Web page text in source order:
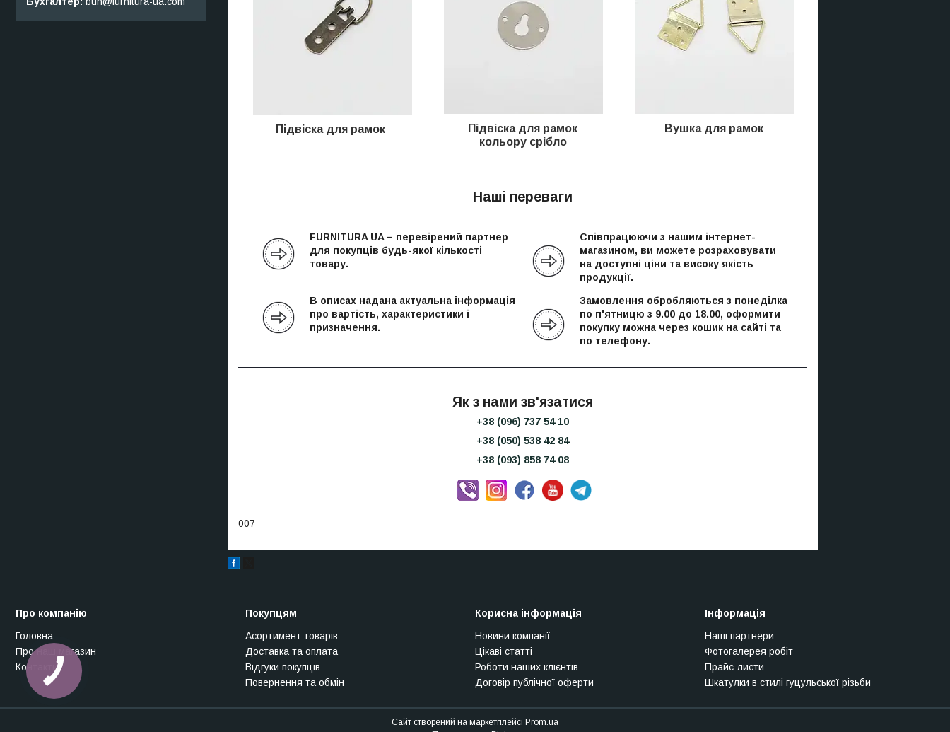
Підвіска для рамок
Підвіска для рамок
кольору срібло
Вушка для рамок
Наші переваги
FURNITURA UA – перевірений партнер
для покупців будь-якої кількості
товару.
Співпрацюючи з нашим інтернет-
магазином, ви можете розраховувати
на доступні ціни та високу якість
продукції.
В описах надана актуальна інформація
про вартість, характеристики і
призначення.
Замовлення обробляються з понеділка
по п'ятницю з 9.00 до 18.00, оформити
покупку можна через кошик на сайті та
по телефону.
Як з нами зв'язатися
+38 (096) 737 54 10
+38 (050) 538 42 84
+38 (093) 858 74 08
007
Про компанію
Головна
Про наш магазин
Контакти
Покупцям
Асортимент товарів
Доставка та оплата
Відгуки покупців
Повернення та обмін
Корисна інформація
Новини компанії
Цікаві статті
Роботи наших клієнтів
Договір публічної оферти
Інформація
Наші партнери
Фотогалерея робіт
Прайс-листи
Шкатулки в стилі гуцульської різьби
Сайт створений на маркетплейсі Prom.ua